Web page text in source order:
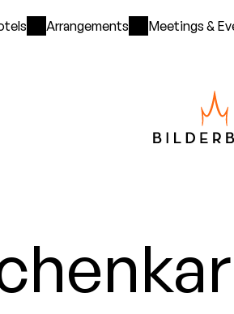
Arrangements Meetings &